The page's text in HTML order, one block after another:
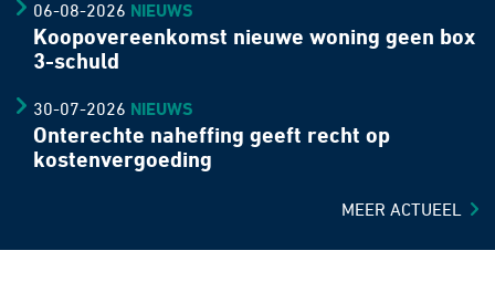
06-08-2026 NIEUWS
Koopovereenkomst nieuwe woning geen box
3-schuld
30-07-2026 NIEUWS
Onterechte naheffing geeft recht op
kostenvergoeding
MEER ACTUEEL